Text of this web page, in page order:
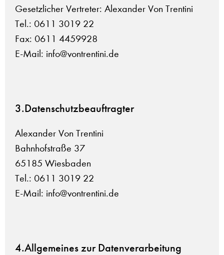
Gesetzlicher Vertreter: Alexander Von Trentini
Tel.: 0611 3019 22
Fax: 0611 4459928
E-Mail: info@vontrentini.de
3.Datenschutzbeauftragter
Alexander Von Trentini
Bahnhofstraße 37
65185 Wiesbaden
Tel.: 0611 3019 22
E-Mail: info@vontrentini.de
4.Allgemeines zur Datenverarbeitung